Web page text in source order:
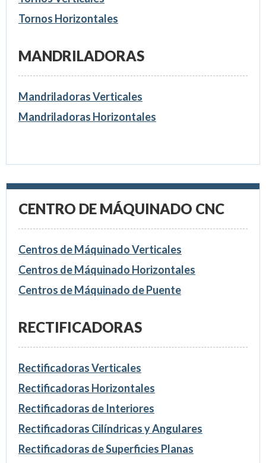
Tornos Horizontales
MANDRILADORAS
Mandriladoras Verticales
Mandriladoras Horizontales
CENTRO DE MÁQUINADO CNC
Centros de Máquinado Verticales
Centros de Máquinado Horizontales
Centros de Máquinado de Puente
RECTIFICADORAS
Rectificadoras Verticales
Rectificadoras Horizontales
Rectificadoras de Interiores
Rectificadoras Cilíndricas y Angulares
Rectificadoras de Superficies Planas